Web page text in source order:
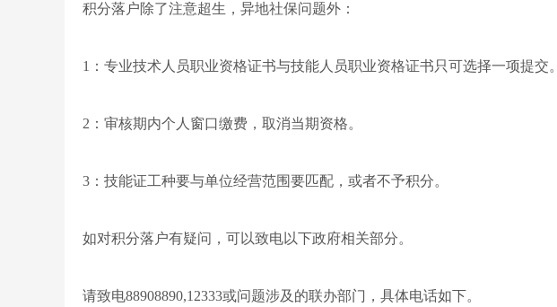
积分落户除了注意超生，异地社保问题外：
1：专业技术人员职业资格证书与技能人员职业资格证书只可选择一项提交。
2：审核期内个人窗口缴费，取消当期资格。
3：技能证工种要与单位经营范围要匹配，或者不予积分。
如对积分落户有疑问，可以致电以下政府相关部分。
请致电88908890,12333或问题涉及的联办部门，具体电话如下。